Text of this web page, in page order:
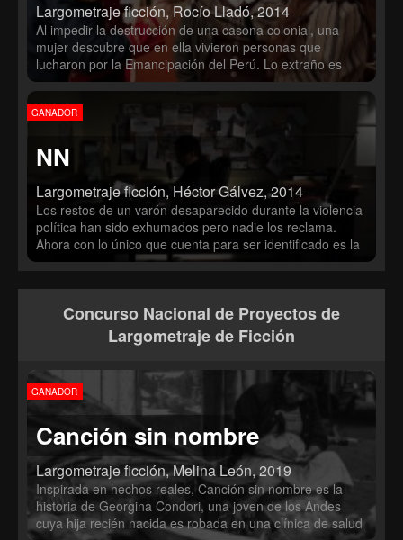
Largometraje ficción, Rocío Lladó, 2014
Al impedir la destrucción de una casona colonial, una
mujer descubre que en ella vivieron personas que
lucharon por la Emancipación del Perú. Lo extraño es
que, entre ellas, cree reconocerse a sí misma.
GANADOR
NN
Largometraje ficción, Héctor Gálvez, 2014
Los restos de un varón desaparecido durante la violencia
política han sido exhumados pero nadie los reclama.
Ahora con lo único que cuenta para ser identificado es la
fotografía de una chica sonriente hallada debajo de su
Concurso Nacional de Proyectos de
Largometraje de Ficción
GANADOR
Canción sin nombre
Largometraje ficción, Melina León, 2019
Inspirada en hechos reales, Canción sin nombre es la
historia de Georgina Condori, una joven de los Andes
cuya hija recién nacida es robada en una clínica de salud